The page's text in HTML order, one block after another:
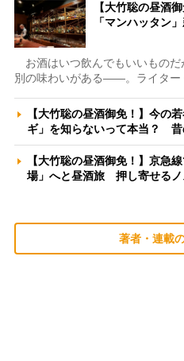
【大竹聡の昼酒
「マンハッタン
お酒はいつ飲んでもいいものだ
別の味わいがある――。ライター
【大竹聡の昼酒御免！】今の
ギ」を知らないって本当？
【大竹聡の昼酒御免！】京急
場」へと昼酒旅 押し寄せる
著者・連載